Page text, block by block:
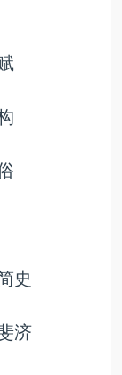
史
济